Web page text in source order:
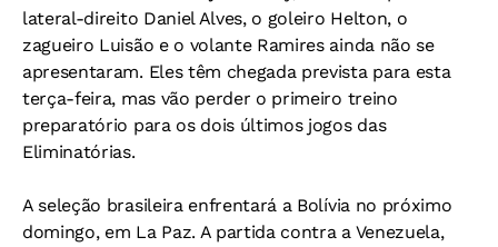
lateral-direito Daniel Alves, o goleiro Helton, o
zagueiro Luisão e o volante Ramires ainda não se
apresentaram. Eles têm chegada prevista para esta
terça-feira, mas vão perder o primeiro treino
preparatório para os dois últimos jogos das
Eliminatórias.
A seleção brasileira enfrentará a Bolívia no próximo
domingo, em La Paz. A partida contra a Venezuela,